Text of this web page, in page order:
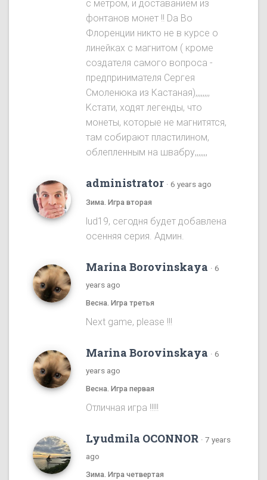
с метром, и доставанием из
фонтанов монет !! Da Во
Флоренции никто не в курсе о
линейках с магнитом ( кроме
создателя самого вопроса -
предпринимателя Сергея
Смоленюка из Кастаная),,,,,,,,
Kстати, ходят легенды, что
монеты, которые не магнитятся,
там собирают пластилином,
облепленным на швабру,,,,,,,
administrator · 6 years ago
Зима. Игра вторая
lud19, сегодня будет добавлена
осенняя серия. Админ.
Marina Borovinskaya · 6
years ago
Весна. Игра третья
Next game, please !!!
Marina Borovinskaya · 6
years ago
Весна. Игра первая
Отличная игра !!!!!
Lyudmila OCONNOR · 7 years
ago
Зима. Игра четвертая